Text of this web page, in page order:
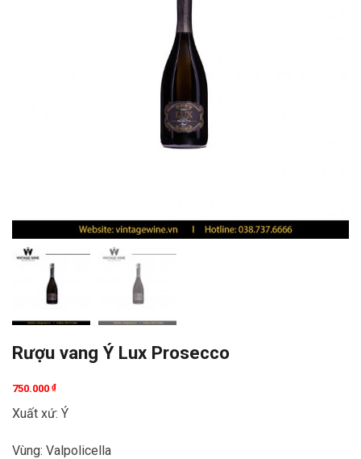
Rượu vang Ý Lux Prosecco
750.000 ₫
Xuất xứ: Ý
Vùng: Valpolicella